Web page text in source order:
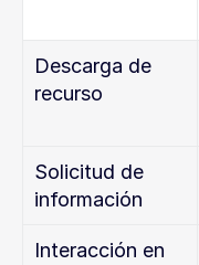
Descarga de
recurso
Solicitud de
información
Interacción en